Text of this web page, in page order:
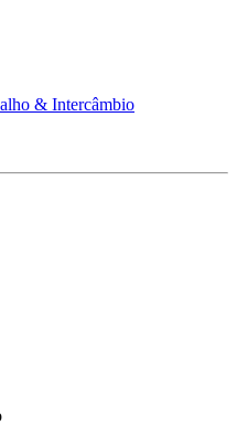
& Intercâmbio